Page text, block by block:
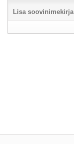
Lisa soovinimekirja